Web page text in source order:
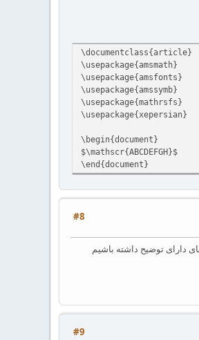
\documentclass{article}
\usepackage{amsmath}
\usepackage{amsfonts}
\usepackage{amssymb}
\usepackage{mathrsfs}
\usepackage{xepersian}
\begin{document}
$\mathscr{ABCDEFGH}$
\end{document}
#8
#9